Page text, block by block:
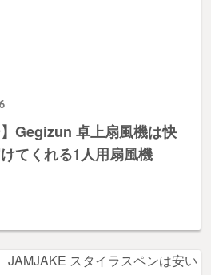
】Gegizun 卓上扇風機は快
てくれる1人用扇風機